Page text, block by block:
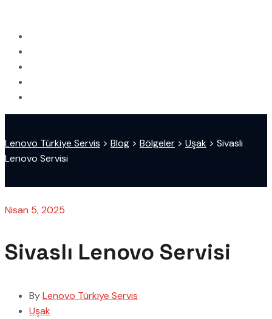
Lenovo Türkiye Servis > Blog > Bölgeler > Uşak > Sivaslı
Lenovo Servisi
Nisan 5, 2025
Sivaslı Lenovo Servisi
ByLenovo Türkiye Servis
Uşak